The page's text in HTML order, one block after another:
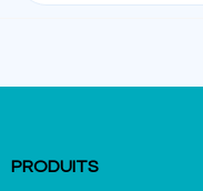
PRODUITS